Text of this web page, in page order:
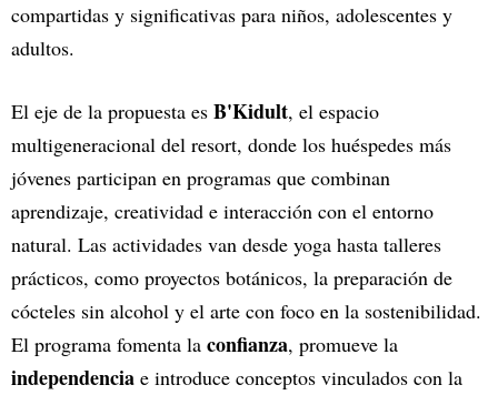
compartidas y significativas para niños, adolescentes y
adultos.
El eje de la propuesta es B'Kidult, el espacio
multigeneracional del resort, donde los huéspedes más
jóvenes participan en programas que combinan
aprendizaje, creatividad e interacción con el entorno
natural. Las actividades van desde yoga hasta talleres
prácticos, como proyectos botánicos, la preparación de
cócteles sin alcohol y el arte con foco en la sostenibilidad.
El programa fomenta la confianza, promueve la
independencia e introduce conceptos vinculados con la